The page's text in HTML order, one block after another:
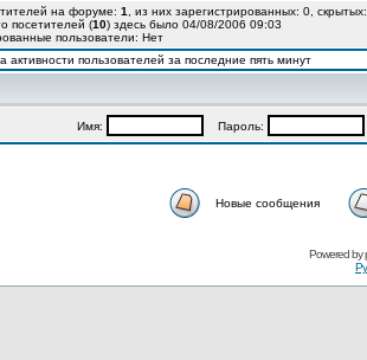
на форуме: 1
, из них зарегистрированных: 0,
посетителей (10) здесь было 04/08/2006 09:03
пользователи: Нет
пользователей за последние пять минут
Имя: Пароль:
Новые сообщения
Powered by